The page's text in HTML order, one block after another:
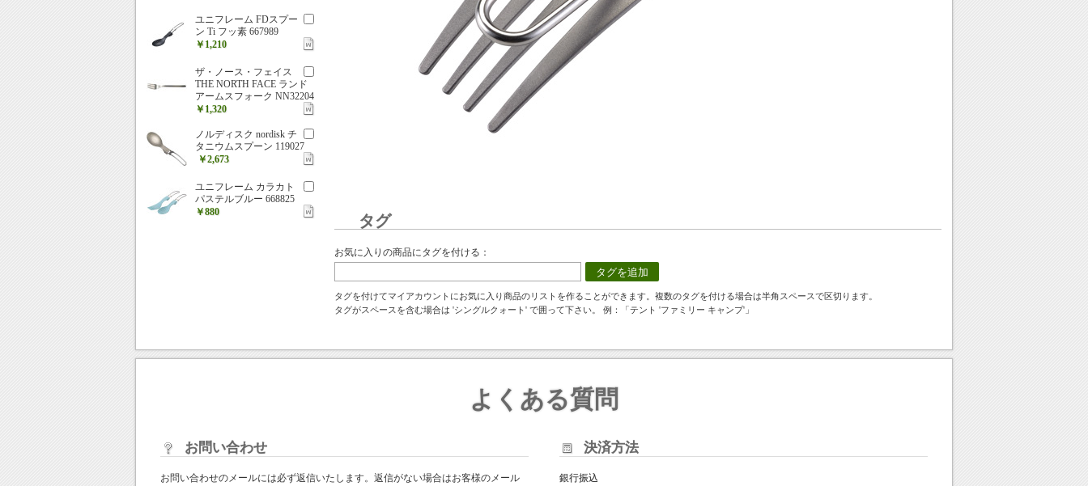
タグ
お気に入りの商品にタグを付ける：
タグを追加
タグを付けてマイアカウントにお気に入り商品のリストを作ることができます。複数のタグを付ける場合は半角スペースで区切ります。
タグがスペースを含む場合は 'シングルクォート' で囲って下さい。 例：「テント 'ファミリー キャンプ'」
ユニフレーム FDスプー
ン Ti フッ素 667989
￥1,210
ザ・ノース・フェイス
THE NORTH FACE ランド
アームスフォーク NN32204
￥1,320
ノルディスク nordisk チ
タニウムスプーン 119027
￥2,673
ユニフレーム カラカト
パステルブルー 668825
￥880
よくある質問
お問い合わせ
お問い合わせのメールには必ず返信いたします。返信がない場合はお客様のメール
決済方法
銀行振込